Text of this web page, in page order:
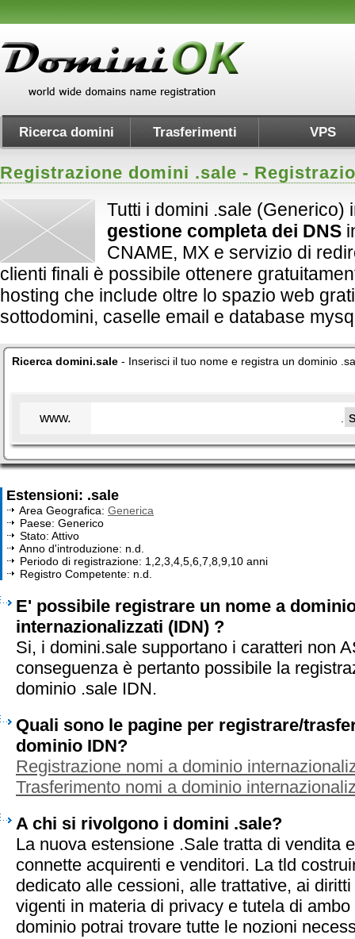
Ricerca domini Trasferimenti VPS
Registrazione domini .sale -
Tutti i domini .sale (Generico)
gestione completa dei DNS
CNAME, MX e servizio di
clienti finali è possibile ottenere
hosting che include oltre lo spazio web
sottodomini, caselle email e database
Ricerca domini.sale - Inserisci il tuo nome e registra un dominio
www.
Estensioni: .sale
Area Geografica: Generica
Paese: Generico
Stato: Attivo
Anno d'introduzione: n.d.
Periodo di registrazione: 1,2,3,4,5,6,7,8,9,10 anni
Registro Competente: n.d.
E' possibile registrare un nome a
internazionalizzati (IDN) ?
Si, i domini.sale supportano i caratteri non
conseguenza è pertanto possibile la
dominio .sale IDN.
Quali sono le pagine per registrare/
dominio IDN?
Registrazione nomi a dominio
Trasferimento nomi a dominio
A chi si rivolgono i domini .sale?
La nuova estensione .Sale tratta di vendita
connette acquirenti e venditori. La tld
dedicato alle cessioni, alle trattative, ai
vigenti in materia di privacy e tutela di
dominio potrai trovare tutte le nozioni